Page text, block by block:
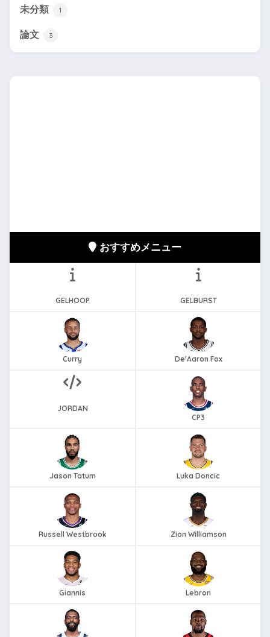
未分類 1
論文 3
おすすめメニュー
GELHOOP GELBURST
Curry De'Aaron Fox
JORDAN
CP3
Jason Tatum Luka Doncic
Russell Westbrook Zion Williamson
Giannis Lebron